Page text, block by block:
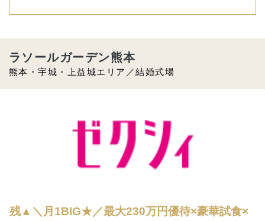
熊本・宇城・上益城エリア／結婚式場
ラソールガーデン熊本
残▲＼月1BIG★／最大230万円優待×豪華試食×